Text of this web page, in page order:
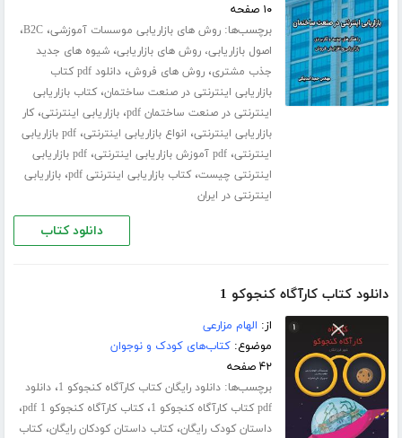
۱۰ صفحه
برچسب‌ها:روش های بازاریابی موسسات آموزشی،B2C،
اصول بازاریابی، روش های بازاریابی،شیوه های جدید
جذب مشتری،روش های فروش،
دانلود pdf کتاب
بازاریابی اینترنتی در صنعت ساختمان،کتاب بازاریابی
اینترنتی در صنعت ساختمان pdf
،بازاریابی اینترنتی،کار
بازاریابی اینترنتی، انواع بازاریابی اینترنتی،
pdf بازاریابی
اینترنتی،pdf آموزش بازاریابی اینترنتی ،
pdf بازاریابی
اینترنتی چیست،کتاب بازاریابی اینترنتی pdf ،بازاریابی
اینترنتی در ایران
دانلود کتاب
دانلود کتاب کارآگاه کنجوکو 1
از: الهام مزارعی
موضوع:کتاب‌های کودک و نوجوان
۴۲ صفحه
برچسب‌ها:دانلود رایگان کتاب کارآگاه کنجوکو 1 ،دانلود
pdf کتاب کارآگاه کنجوکو 1
،کتاب کارآگاه کنجوکو 1 pdf ،
داستان کودک رایگان،کتاب داستان کودکان رایگان،کتاب